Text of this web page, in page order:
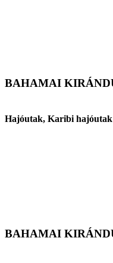
BAHAMAI
Hajóutak, Karibi hajóutak
BAHAMAI